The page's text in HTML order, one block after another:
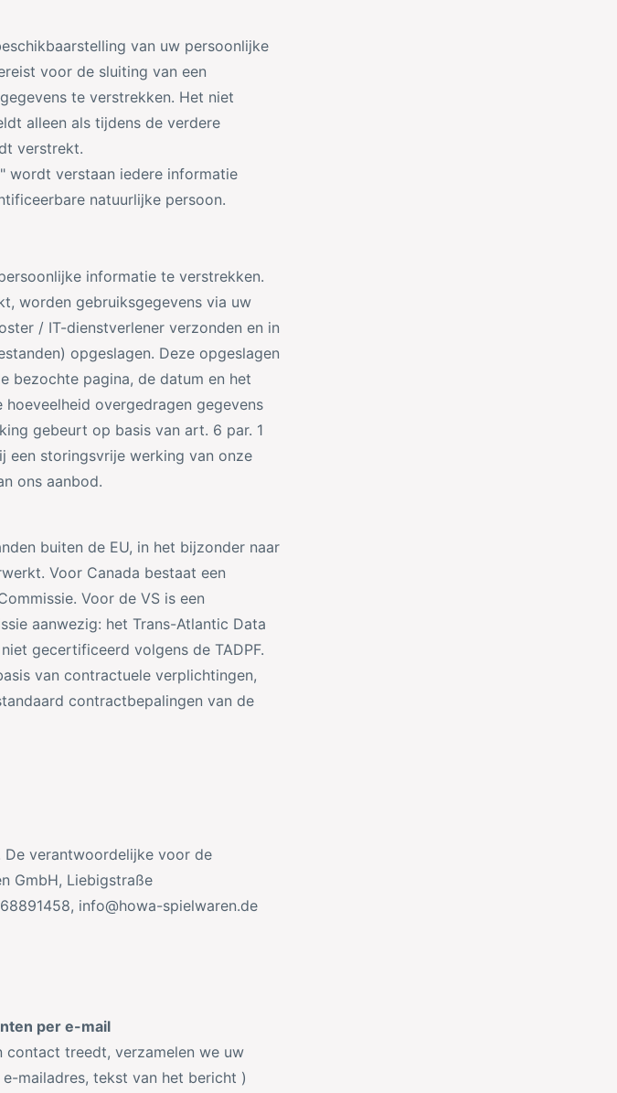
van uw persoonlijke
voor de sluiting van een
te verstrekken. Het niet
alleen als tijdens de verdere
verstrekt.
wordt verstaan iedere informatie
natuurlijke persoon.
informatie te verstrekken.
worden gebruiksgegevens via uw
/ IT-dienstverlener verzonden en in
opgeslagen. Deze opgeslagen
bezochte pagina, de datum en het
overgedragen gegevens
gebeurt op basis van art. 6 par. 1
een storingsvrije werking van onze
ons aanbod.
buiten de EU, in het bijzonder naar
Voor Canada bestaat een
Voor de VS is een
aanwezig: het Trans-Atlantic Data
gecertificeerd volgens de TADPF.
van contractuele verplichtingen,
contractbepalingen van de
verantwoordelijke voor de
GmbH, Liebigstraße
info@howa-spielwaren.de
per e-mail
contact treedt, verzamelen we uw
mailadres, tekst van het bericht )